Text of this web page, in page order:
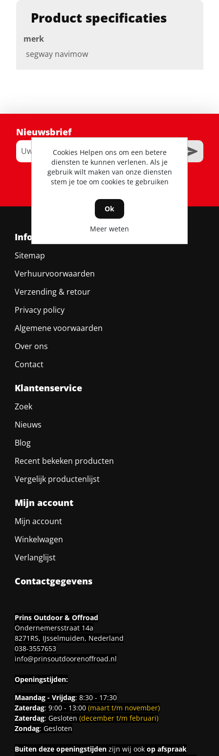
Product specificaties
merk
segway navimow
Nieuwsbrief
RSS
Informatie
Sitemap
Verhuurvoorwaarden
Verzending & retour
Privacy policy
Algemene voorwaarden
Over ons
Contact
Klantenservice
Zoek
Nieuws
Blog
Recent bekeken producten
Vergelijk productenlijst
Mijn account
Mijn account
Winkelwagen
Verlanglijst
Contactgegevens
Prins Outdoor & Offroad
Ondernemersstraat 14a
8271RS, IJsselmuiden, Nederland
038-3557653
info@prinsoutdoorenoffroad.nl
Openingstijden:
Maandag - Vrijdag: 8:30 - 17:30
Zaterdag: 9:00 - 13:00 (maart t/m november)
Zaterdag: Gesloten (december t/m februari)
Zondag: Gesloten
Buiten deze openingstijdenzijn wij ook op afspraak
Cookies Helpen ons om een betere
diensten te kunnen verlenen. Als je
gebruik wilt maken van onze diensten
stem je toe om cookies te gebruiken
Ok
Meer weten